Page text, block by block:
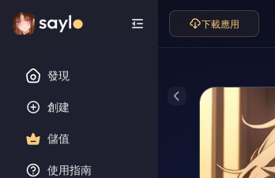
發現
創建
儲值
使用指南
下載應用